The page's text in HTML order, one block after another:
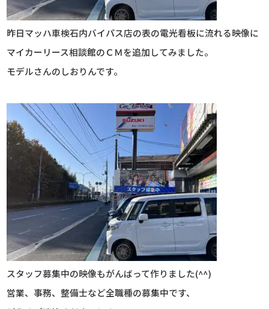
昨日マッハ車検石内バイパス店の表の電光看板に流れる映像に
マイカーリース相談館のＣＭを追加してみました。
モデルさんのしおりんです。
スタッフ募集中の映像もがんばって作りました(^^)
営業、事務、整備士など全職種の募集中です、